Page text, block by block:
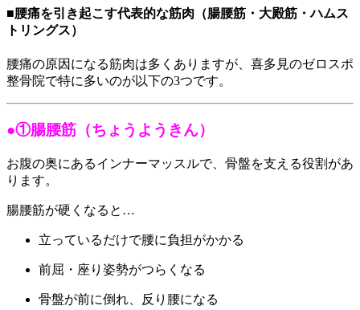
■腰痛を引き起こす代表的な筋肉（腸腰筋・大殿筋・ハムス
トリングス）
腰痛の原因になる筋肉は多くありますが、喜多見のゼロスポ
整骨院で特に多いのが以下の3つです。
●①腸腰筋（ちょうようきん）
お腹の奥にあるインナーマッスルで、骨盤を支える役割があ
ります。
腸腰筋が硬くなると…
立っているだけで腰に負担がかかる
前屈・座り姿勢がつらくなる
骨盤が前に倒れ、反り腰になる